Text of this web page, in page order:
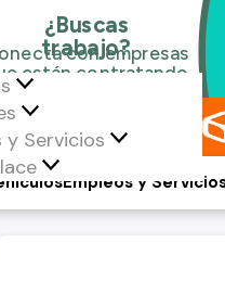
y Servicios
Empleos y